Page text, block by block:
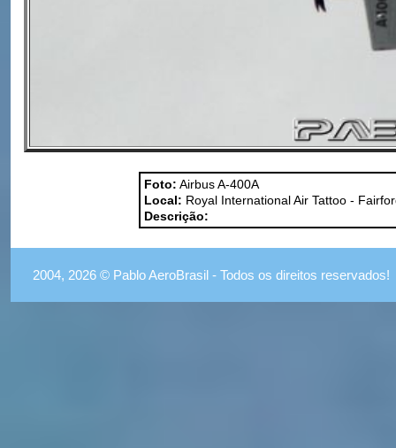
Foto: Airbus A-400A
Local: Royal International Air Tattoo -
Descrição:
2004, 2026 © Pablo AeroBrasil - Todos os direitos reservados!